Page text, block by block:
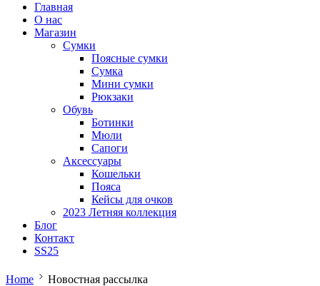
Главная
О нас
Магазин
Сумки
Поясные сумки
Сумка
Мини сумки
Рюкзаки
Обувь
Ботинки
Мюли
Сапоги
Аксессуары
Кошельки
Пояса
Кейсы для очков
2023 Летняя коллекция
Блог
Контакт
SS25
Home Новостная рассылка